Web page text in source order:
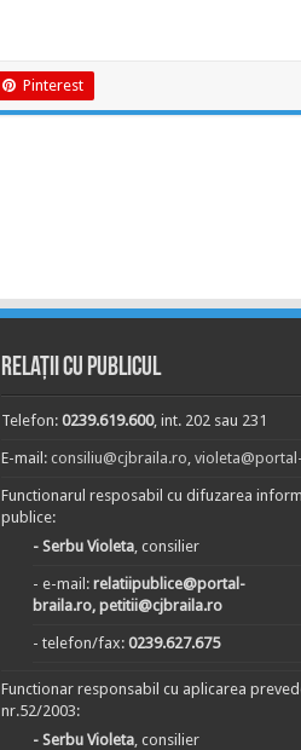
Pinterest
Relații cu publicul
Telefon: 0239.619.600, int. 202 sau 231
E-mail: consiliu@cjbraila.ro,
Functionarul resposabil cu difuzarea
publice:
- Serbu Violeta, consilier
- e-mail: relatiipublice@portal-
braila.ro, petitii@cjbraila.ro
- telefon/fax: 0239.627.675
Functionar responsabil cu aplicarea
nr.52/2003:
- Serbu Violeta, consilier